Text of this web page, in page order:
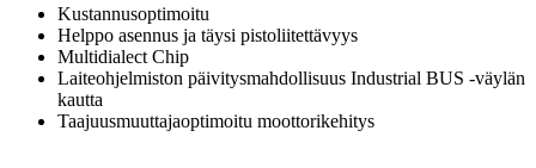
Kustannusoptimoitu
Helppo asennus ja täysi pistoliitettävyys
Multidialect Chip
Laiteohjelmiston päivitysmahdollisuus Industrial BUS -väylän
kautta
Taajuusmuuttajaoptimoitu moottorikehitys